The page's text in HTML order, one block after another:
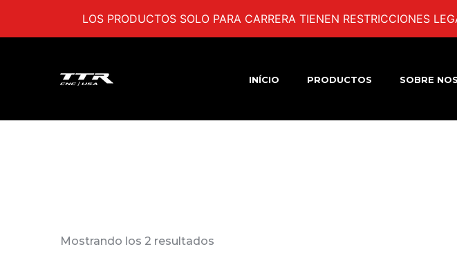
LOS PRODUCTOS SOLO PARA CARRERA TIENEN RESTRICCIONES
INÍCIO PRODUCTOS SOBRE
Mostrando los 2 resultados